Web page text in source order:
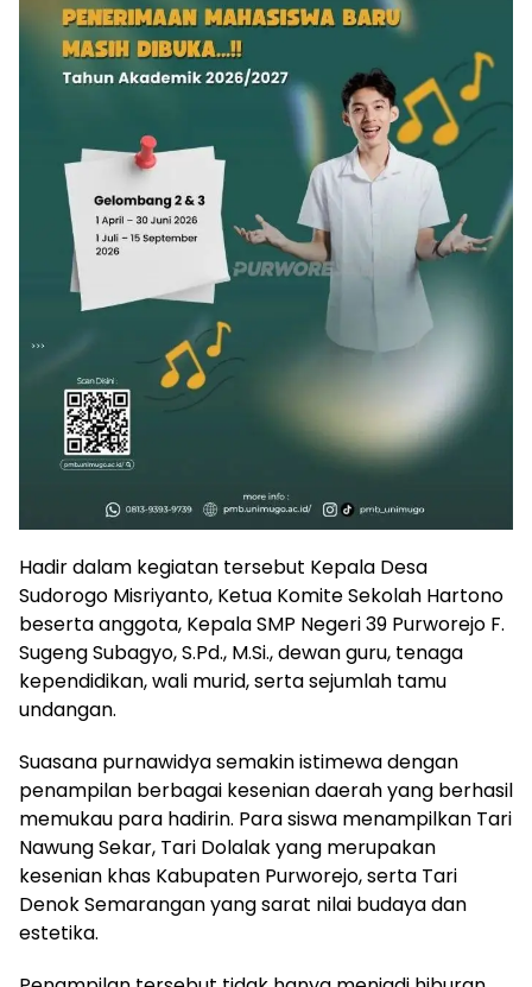
Hadir dalam kegiatan tersebut Kepala Desa
Sudorogo Misriyanto, Ketua Komite Sekolah Hartono
beserta anggota, Kepala SMP Negeri 39 Purworejo F.
Sugeng Subagyo, S.Pd., M.Si., dewan guru, tenaga
kependidikan, wali murid, serta sejumlah tamu
undangan.
Suasana purnawidya semakin istimewa dengan
penampilan berbagai kesenian daerah yang berhasil
memukau para hadirin. Para siswa menampilkan Tari
Nawung Sekar, Tari Dolalak yang merupakan
kesenian khas Kabupaten Purworejo, serta Tari
Denok Semarangan yang sarat nilai budaya dan
estetika.